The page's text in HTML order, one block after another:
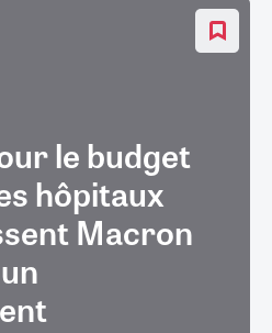
le budget
hôpitaux
Macron